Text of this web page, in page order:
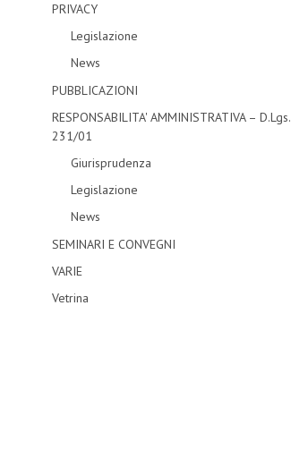
PRIVACY
Legislazione
News
PUBBLICAZIONI
RESPONSABILITA' AMMINISTRATIVA – D.Lgs.
231/01
Giurisprudenza
Legislazione
News
SEMINARI E CONVEGNI
VARIE
Vetrina